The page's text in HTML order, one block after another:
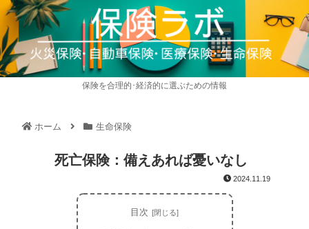
保険を合理的･経済的に選ぶための情報
ホーム 生命保険
死亡保険：備えあれば憂いなし
2024.11.19
目次